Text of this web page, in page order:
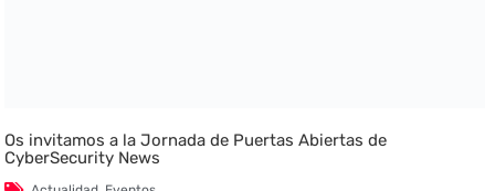
Os invitamos a la Jornada de Puertas Abiertas de
CyberSecurity News